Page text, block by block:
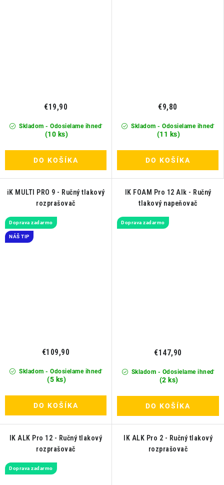
Skladom - Odosielame ihneď
(10 ks)
€19,90
DO KOŠÍKA
Skladom - Odosielame ihneď
(11 ks)
€9,80
DO KOŠÍKA
iK MULTI PRO 9 - Ručný tlakový
rozprašovač
Doprava zadarmo
NÁŠ TIP
Skladom - Odosielame ihneď
(5 ks)
€109,90
DO KOŠÍKA
IK FOAM Pro 12 Alk - Ručný
tlakový napeňovač
Doprava zadarmo
Skladom - Odosielame ihneď
(2 ks)
€147,90
DO KOŠÍKA
IK ALK Pro 12 - Ručný tlakový
rozprašovač
Doprava zadarmo
IK ALK Pro 2 - Ručný tlakový
rozprašovač